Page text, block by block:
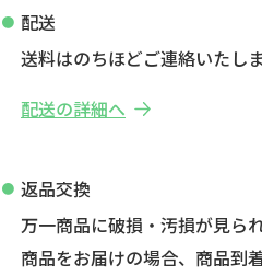
配送
送料はのちほどご連絡いたしま
配送の詳細へ
返品交換
万一商品に破損・汚損が見ら
商品をお届けの場合、商品到